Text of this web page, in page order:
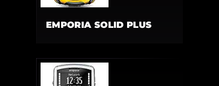
EMPORIA SOLID PLUS